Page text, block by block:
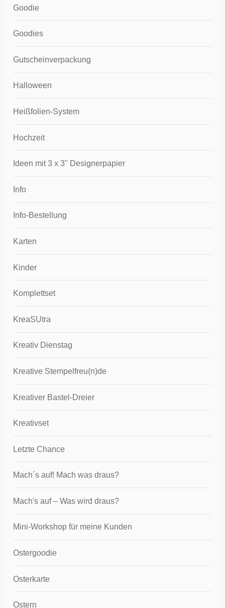
Goodie
Goodies
Gutscheinverpackung
Halloween
Heißfolien-System
Hochzeit
Ideen mit 3 x 3" Designerpapier
Info
Info-Bestellung
Karten
Kinder
Komplettset
KreaSUtra
Kreativ Dienstag
Kreative Stempelfreu(n)de
Kreativer Bastel-Dreier
Kreativset
Letzte Chance
Mach´s auf! Mach was draus?
Mach's auf – Was wird draus?
Mini-Workshop für meine Kunden
Ostergoodie
Osterkarte
Ostern